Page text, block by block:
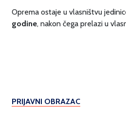
Oprema ostaje u vlasništvu
godine, nakon čega prelazi u
PRIJAVNI OBRAZAC